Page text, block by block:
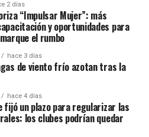
2 días
“Impulsar Mujer”: más
y oportunidades para
el rumbo
hace 3 días
de viento frío azotan tras la
hace 4 días
fijó un plazo para regularizar las
los clubes podrían quedar